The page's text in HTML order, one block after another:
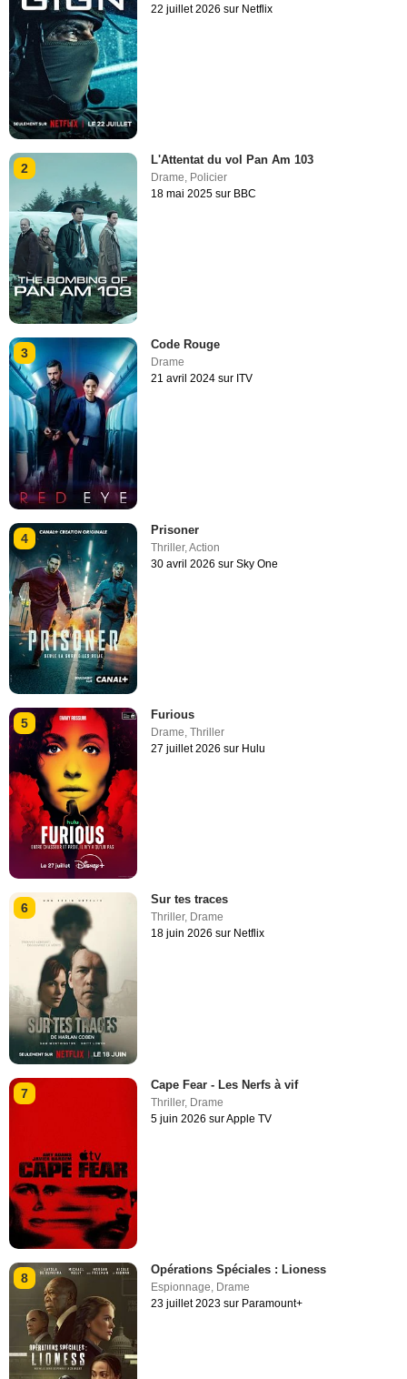
22 juillet 2026 sur Netflix
2
L'Attentat du vol Pan Am 103
Drame, Policier
18 mai 2025 sur BBC
3
Code Rouge
Drame
21 avril 2024 sur ITV
4
Prisoner
Thriller,Action
30 avril 2026 sur Sky One
5
Furious
Drame,Thriller
27 juillet 2026 sur Hulu
6
Sur tes traces
Thriller, Drame
18 juin 2026 sur Netflix
7
Cape Fear - Les Nerfs à vif
Thriller, Drame
5 juin 2026 sur Apple TV
8
Opérations Spéciales : Lioness
Espionnage, Drame
23 juillet 2023 sur Paramount+